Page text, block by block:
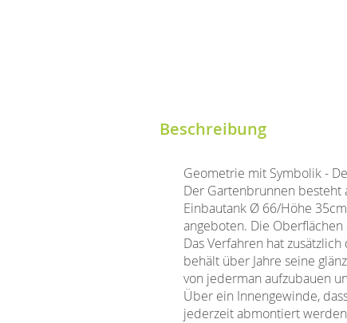
Beschreibung
Geometrie mit Symbolik -
Der Gartenbrunnen besteht
Einbautank Ø 66/Höhe
angeboten. Die
Das Verfahren hat
behält über Jahre seine
von jederman aufzubauen
Über ein Innengewinde,
jederzeit abmontiert